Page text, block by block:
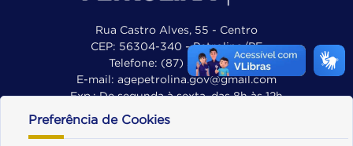
Rua Castro Alves, 55 - Centro
CEP: 56304-340 - Petrolina/PE
Telefone: (87) 3861-8270
E-mail: agepetrolina.gov@gmail.com
Exp.: De segunda à sexta, das 8h às 12h
Preferência de Cookies